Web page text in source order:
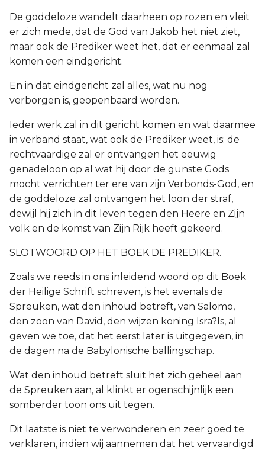
De goddeloze wandelt daarheen op rozen en vleit
er zich mede, dat de God van Jakob het niet ziet,
maar ook de Prediker weet het, dat er eenmaal zal
komen een eindgericht.
En in dat eindgericht zal alles, wat nu nog
verborgen is, geopenbaard worden.
Ieder werk zal in dit gericht komen en wat daarmee
in verband staat, wat ook de Prediker weet, is: de
rechtvaardige zal er ontvangen het eeuwig
genadeloon op al wat hij door de gunste Gods
mocht verrichten ter ere van zijn Verbonds-God, en
de goddeloze zal ontvangen het loon der straf,
dewijl hij zich in dit leven tegen den Heere en Zijn
volk en de komst van Zijn Rijk heeft gekeerd.
SLOTWOORD OP HET BOEK DE PREDIKER.
Zoals we reeds in ons inleidend woord op dit Boek
der Heilige Schrift schreven, is het evenals de
Spreuken, wat den inhoud betreft, van Salomo,
den zoon van David, den wijzen koning Isra?ls, al
geven we toe, dat het eerst later is uitgegeven, in
de dagen na de Babylonische ballingschap.
Wat den inhoud betreft sluit het zich geheel aan
de Spreuken aan, al klinkt er ogenschijnlijk een
somberder toon ons uit tegen.
Dit laatste is niet te verwonderen en zeer goed te
verklaren, indien wij aannemen dat het vervaardigd